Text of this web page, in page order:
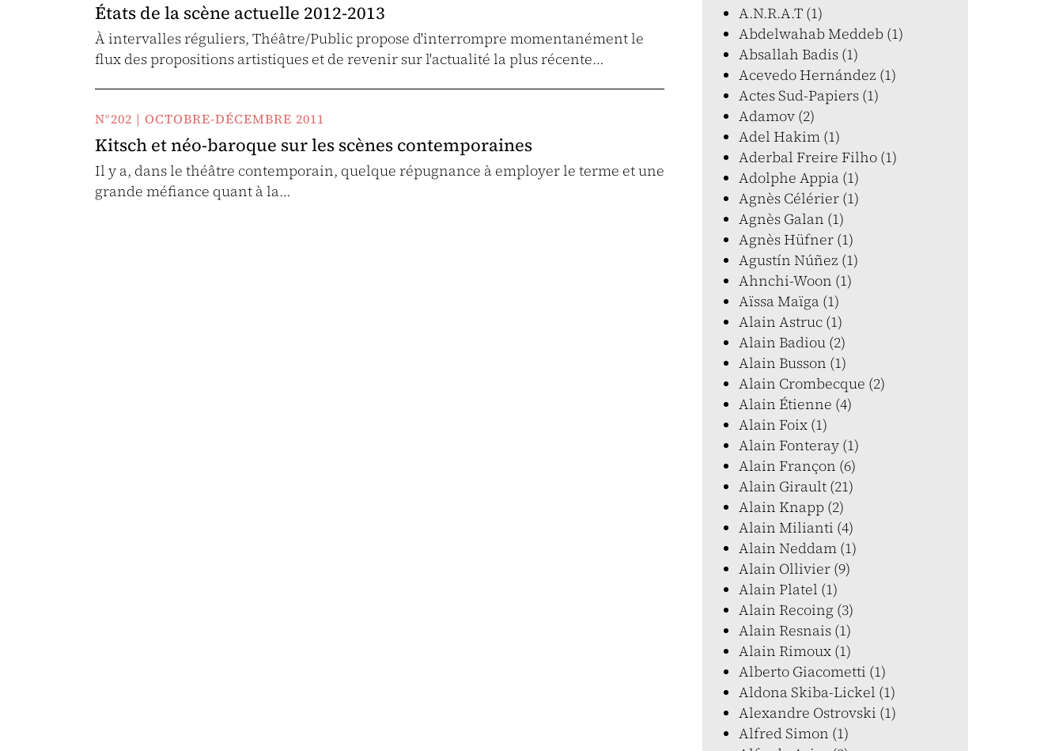
États de la scène actuelle 2012-2013
À intervalles réguliers, Théâtre/Public propose d'interrompre momentanément le
flux des propositions artistiques et de revenir sur l'actualité la plus récente…
N°202 | OCTOBRE-DÉCEMBRE 2011
Kitsch et néo-baroque sur les scènes contemporaines
Il y a, dans le théâtre contemporain, quelque répugnance à employer le terme et une
grande méfiance quant à la…
A.N.R.A.T (1)
Abdelwahab Meddeb (1)
Absallah Badis (1)
Acevedo Hernández (1)
Actes Sud-Papiers (1)
Adamov (2)
Adel Hakim (1)
Aderbal Freire Filho (1)
Adolphe Appia (1)
Agnès Célérier (1)
Agnès Galan (1)
Agnès Hüfner (1)
Agustín Núñez (1)
Ahnchi-Woon (1)
Aïssa Maïga (1)
Alain Astruc (1)
Alain Badiou (2)
Alain Busson (1)
Alain Crombecque (2)
Alain Étienne (4)
Alain Foix (1)
Alain Fonteray (1)
Alain Françon (6)
Alain Girault (21)
Alain Knapp (2)
Alain Milianti (4)
Alain Neddam (1)
Alain Ollivier (9)
Alain Platel (1)
Alain Recoing (3)
Alain Resnais (1)
Alain Rimoux (1)
Alberto Giacometti (1)
Aldona Skiba-Lickel (1)
Alexandre Ostrovski (1)
Alfred Simon (1)